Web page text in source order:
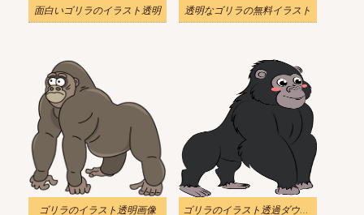
面白いゴリラのイラスト透明 透明なゴリラの無料イラスト
ゴリラのイラスト透明画像 ゴリラのイラスト透過ダウンロード